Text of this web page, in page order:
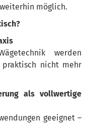
möglich.
werden
praktisch nicht mehr
als vollwertige
geeignet –